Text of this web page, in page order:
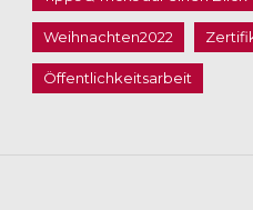
Weihnachten2022
Öffentlichkeitsarbeit